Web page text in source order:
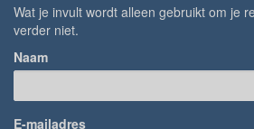
Wat je invult wordt alleen gebruikt om je
verder niet.
Naam
E-mailadres